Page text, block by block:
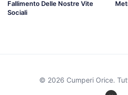
Fallimento Delle Nostre Vite
Sociali
© 2026 Cumperi Orice.